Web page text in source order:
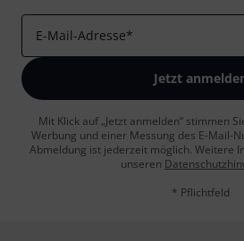
E-Mail-Adresse*
Jetzt
Mit Klick auf „Jetzt anmelden“ stimmen
Werbung und einer Messung des E-Mail-
Abmeldung ist jederzeit möglich. Weitere
unseren
* Pflichtfeld